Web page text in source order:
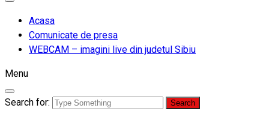
Acasa
Comunicate de presa
WEBCAM – imagini live din judetul Sibiu
Menu
Search for: